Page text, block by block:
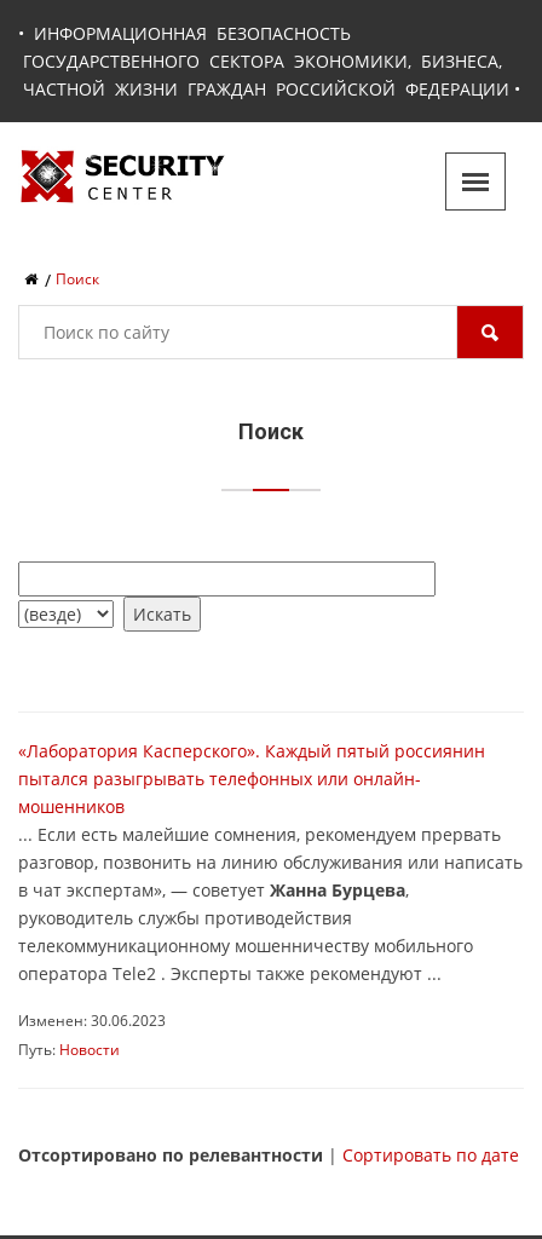
• ИНФОРМАЦИОННАЯ БЕЗОПАСНОСТЬ
ГОСУДАРСТВЕННОГО СЕКТОРА ЭКОНОМИКИ, БИЗНЕСА,
ЧАСТНОЙ ЖИЗНИ ГРАЖДАН РОССИЙСКОЙ ФЕДЕРАЦИИ •
Поиск
Поиск
«Лаборатория Касперского». Каждый пятый россиянин
пытался разыгрывать телефонных или онлайн-
мошенников
... Если есть малейшие сомнения, рекомендуем прервать
разговор, позвонить на линию обслуживания или написать
в чат экспертам», — советует Жанна Бурцева,
руководитель службы противодействия
телекоммуникационному мошенничеству мобильного
оператора Tele2 . Эксперты также рекомендуют ...
Изменен: 30.06.2023
Путь: Новости
Отсортировано по релевантности | Сортировать по дате